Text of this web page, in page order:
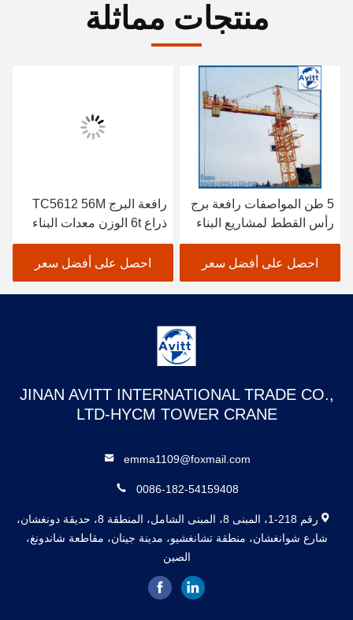
منتجات مماثلة
5 طن المواصفات رافعة برج
رأس القطط لمشاريع البناء
المدني
احصل على أفضل سعر
رافعة البرج TC5612 56M
ذراع 6t الوزن معدات البناء
احصل على أفضل سعر
JINAN AVITT INTERNATIONAL TRADE CO.,
LTD-HYCM TOWER CRANE
emma1109@foxmail.com
0086-182-54159408
رقم 218-1، المبنى 8، المبنى الشامل، المنطقة 8، حديقة دونغشان،
شارع شوانغشان، منطقة تشانغشيو، مدينة جينان، مقاطعة شاندونغ،
الصين